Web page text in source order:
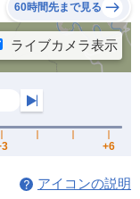
60時間先まで見る
アイコンの説明